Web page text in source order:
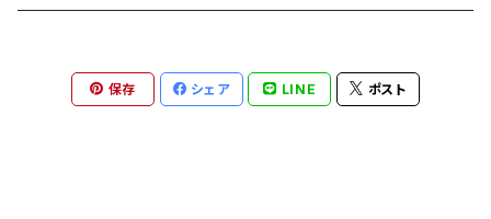
テーラードジャケット
スラックス
トップス
保存 シェア LINE ポスト